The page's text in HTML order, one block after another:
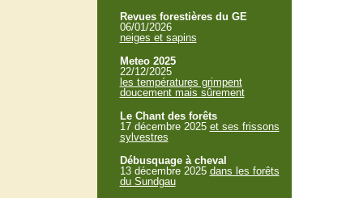
Revues forestières du GE
06/01/2026
neiges et sapins
Meteo 2025
22/12/2025
les températures grimpent
doucement mais sûrement
Le Chant des forêts
17 décembre 2025 et ses frissons
sylvestres
Débusquage à cheval
13 décembre 2025 dans les forêts
du Sundgau